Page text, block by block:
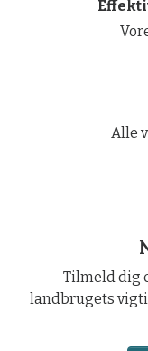
Alle
Tilmeld dig
landbrugets